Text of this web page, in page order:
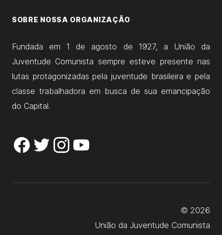
SOBRE NOSSA ORGANIZAÇÃO
Fundada em 1 de agosto de 1927, a União da
Juventude Comunista sempre esteve presente nas
lutas protagonizadas pela juventude brasileira e pela
classe trabalhadora em busca de sua emancipação
do Capital.
© 2026
União da Juventude Comunista